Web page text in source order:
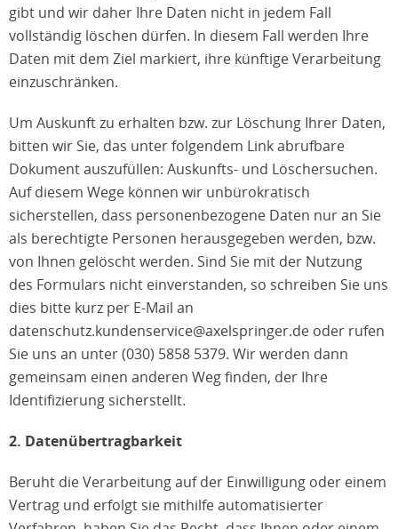
gibt und wir daher Ihre Daten nicht in jedem Fall
vollständig löschen dürfen. In diesem Fall werden Ihre
Daten mit dem Ziel markiert, ihre künftige Verarbeitung
einzuschränken.
Um Auskunft zu erhalten bzw. zur Löschung Ihrer Daten,
bitten wir Sie, das unter folgendem Link abrufbare
Dokument auszufüllen: Auskunfts- und Löschersuchen.
Auf diesem Wege können wir unbürokratisch
sicherstellen, dass personenbezogene Daten nur an Sie
als berechtigte Personen herausgegeben werden, bzw.
von Ihnen gelöscht werden. Sind Sie mit der Nutzung
des Formulars nicht einverstanden, so schreiben Sie uns
dies bitte kurz per E-Mail an
datenschutz.kundenservice@axelspringer.de oder rufen
Sie uns an unter (030) 5858 5379. Wir werden dann
gemeinsam einen anderen Weg finden, der Ihre
Identifizierung sicherstellt.
2. Datenübertragbarkeit
Beruht die Verarbeitung auf der Einwilligung oder einem
Vertrag und erfolgt sie mithilfe automatisierter